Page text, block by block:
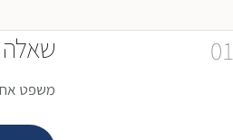
01
משפט